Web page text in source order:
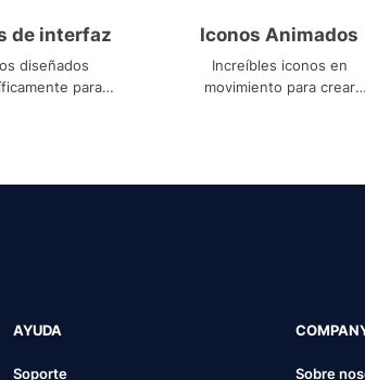
de interfaz
diseñados
para
Iconos Animados
Increíbles iconos en
movimiento para crear
AYUDA
Soporte
Sobre